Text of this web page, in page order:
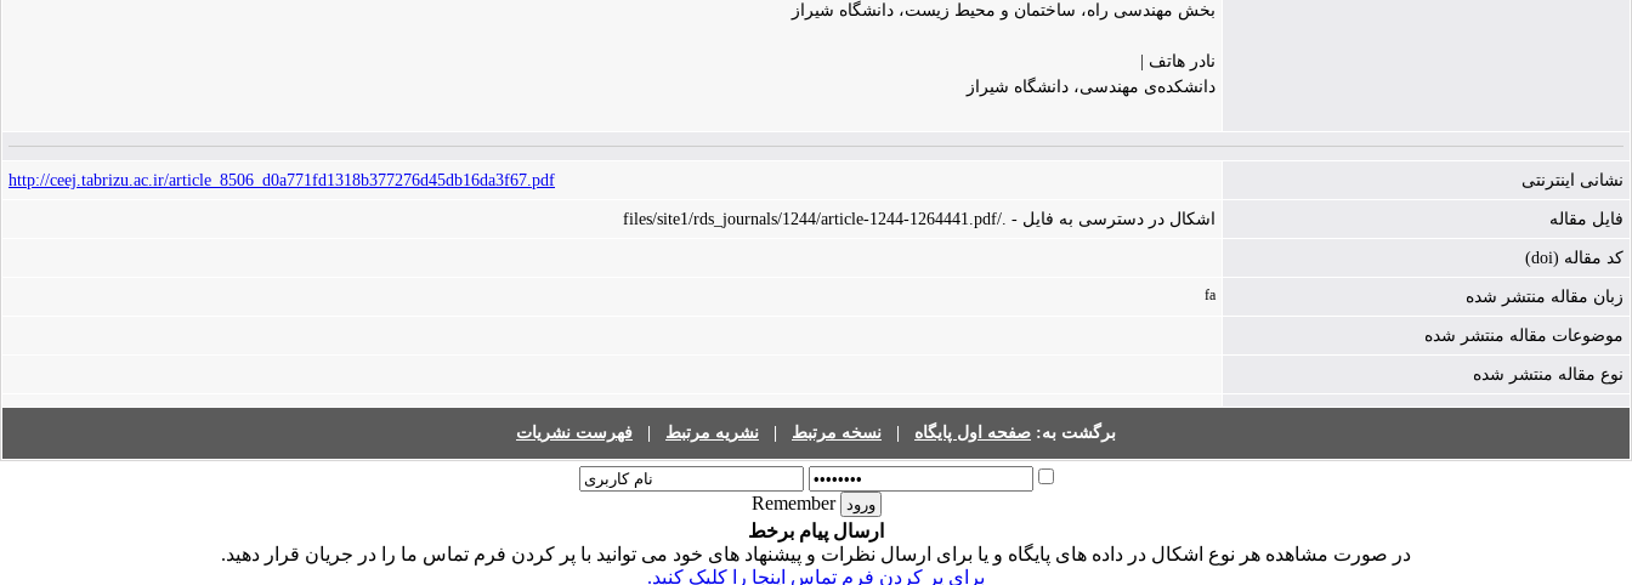
بخش مهندسی راه، ساختمان و محیط زیست، دانشگاه شیراز
نادر هاتف |
دانشکده‌ی مهندسی، دانشگاه شیراز
نشانی اینترنتی http://ceej.tabrizu.ac.ir/article_8506_d0a771fd1318b377276d45db16da3f67.pdf
فایل مقاله اشکال در دسترسی به فایل - ./files/site1/rds_journals/1244/article-1244-1264441.pdf
کد مقاله (doi)
زبان مقاله منتشر شده fa
موضوعات مقاله منتشر شده
نوع مقاله منتشر شده
برگشت به: صفحه اول پایگاه نسخه مرتبط نشریه مرتبط فهرست نشریات
Remember
ارسال پیام برخط
در صورت مشاهده هر نوع اشکال در داده های پایگاه و یا برای ارسال نظرات و پیشنهاد های خود می توانید با پر کردن فرم تماس ما را در جریان قرار دهید.
برای پر کردن فرم تماس اینجا را کلیک کنید.